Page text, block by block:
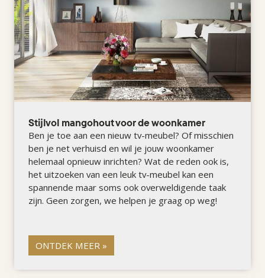
Stijlvol mangohout voor de woonkamer
Ben je toe aan een nieuw tv-meubel? Of misschien
ben je net verhuisd en wil je jouw woonkamer
helemaal opnieuw inrichten? Wat de reden ook is,
het uitzoeken van een leuk tv-meubel kan een
spannende maar soms ook overweldigende taak
zijn. Geen zorgen, we helpen je graag op weg!
ONTDEK MEER »